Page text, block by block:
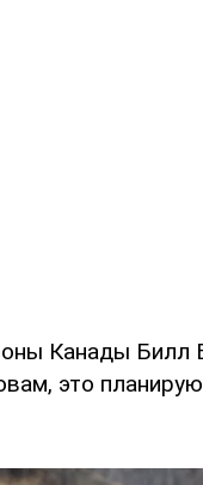
Канады Билл
это